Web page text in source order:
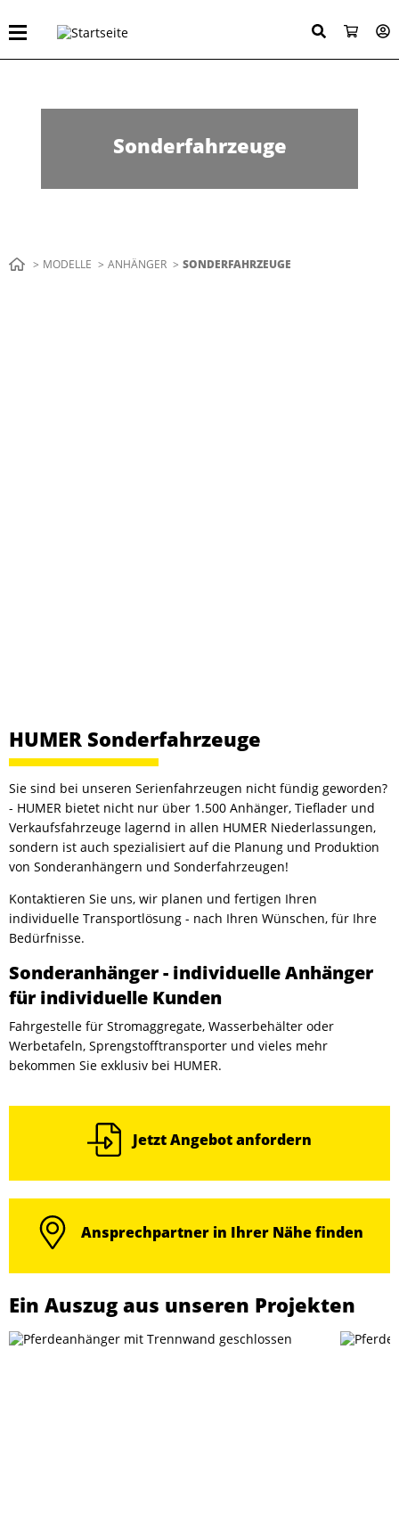
zum
Inhalt
Sonderfahrzeuge
MODELLE ANHÄNGER AKTUELL:
SONDERFAHRZEUGE
HUMER Sonderfahrzeuge
Sie sind bei unseren Serienfahrzeugen nicht fündig geworden?
- HUMER bietet nicht nur über 1.500 Anhänger, Tieflader und
Verkaufsfahrzeuge lagernd in allen HUMER Niederlassungen,
sondern ist auch spezialisiert auf die Planung und Produktion
von Sonderanhängern und Sonderfahrzeugen!
Kontaktieren Sie uns, wir planen und fertigen Ihren
individuelle Transportlösung - nach Ihren Wünschen, für Ihre
Bedürfnisse.
Sonderanhänger - individuelle Anhänger
für individuelle Kunden
Fahrgestelle für Stromaggregate, Wasserbehälter oder
Werbetafeln, Sprengstofftransporter und vieles mehr
bekommen Sie exklusiv bei HUMER.
Jetzt Angebot anfordern
Ansprechpartner in Ihrer Nähe finden
Ein Auszug aus unseren Projekten